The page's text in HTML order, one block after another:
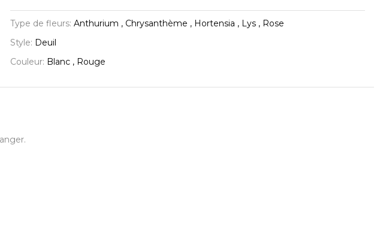
Type de fleurs: Anthurium , Chrysanthème , Hortensia , Lys , Rose
Style: Deuil
Couleur: Blanc , Rouge